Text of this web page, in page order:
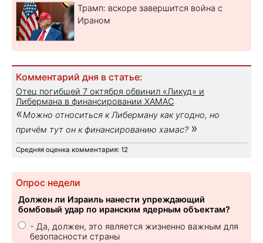
Трамп: вскоре завершится война с
Ираном
Комментарий дня в статье:
Отец погибшей 7 октября обвинил «Ликуд» и
Либермана в финансировании ХАМАС
«Можно относиться к Либерману как угодно, но
причём тут он к финансированию хамас? »
Средняя оценка комментария: 12
Опрос недели
Должен ли Израиль нанести упреждающий
бомбовый удар по иранским ядерным объектам?
- Да, должен, это является жизненно важным для
безопасности страны